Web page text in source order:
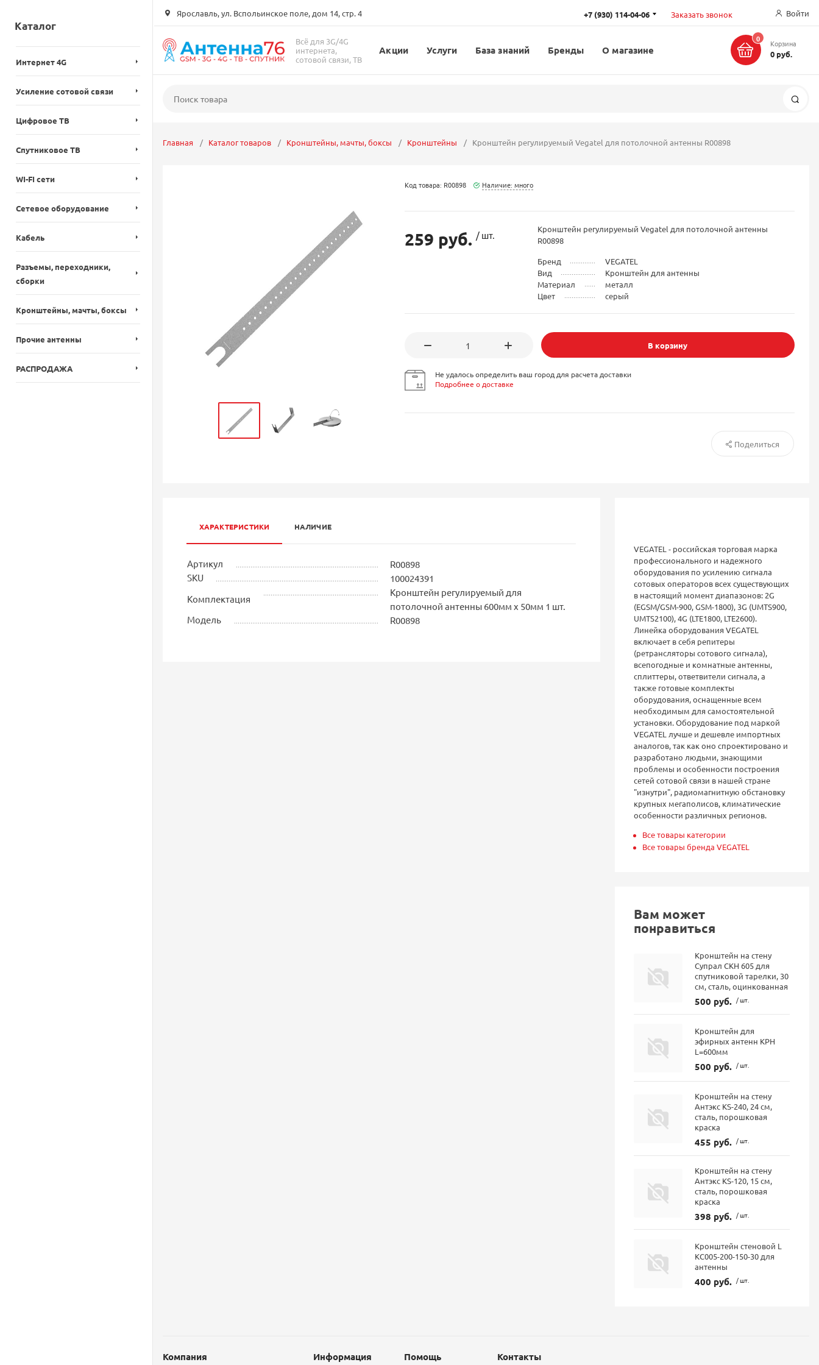
Ярославль, ул. Вспольинское поле, дом 14, стр. 4 +7 (930) 114-04-06 Заказать звонок Войти
Всё для 3G/4G
интернета,
сотовой связи, ТВ
Акции Услуги База знаний Бренды О магазине
0 Корзина
0 руб.
Каталог
Интернет 4G
Усиление сотовой связи
Цифровое ТВ
Спутниковое ТВ
WI-FI сети
Сетевое оборудование
Кабель
Разъемы, переходники,
сборки
Кронштейны, мачты, боксы
Прочие антенны
РАСПРОДАЖА
Главная Каталог товаров Кронштейны, мачты, боксы Кронштейны Кронштейн регулируемый Vegatel для потолочной антенны R00898
Код товара: R00898 Наличие: много
259 руб. / шт.
Кронштейн регулируемый Vegatel для потолочной антенны
R00898
Бренд
VEGATEL
Вид
Кронштейн для антенны
Материал
металл
Цвет
серый
В корзину
Не удалось определить ваш город для расчета доставки
Подробнее о доставке
Поделиться
ХАРАКТЕРИСТИКИ НАЛИЧИЕ
Артикул
R00898
SKU
100024391
Комплектация
Кронштейн регулируемый для
потолочной антенны 600мм х 50мм 1 шт.
Модель
R00898
VEGATEL - российская торговая марка
профессионального и надежного
оборудования по усилению сигнала
сотовых операторов всех существующих
в настоящий момент диапазонов: 2G
(EGSM/GSM-900, GSM-1800), 3G (UMTS900,
UMTS2100), 4G (LTE1800, LTE2600).
Линейка оборудования VEGATEL
включает в себя репитеры
(ретрансляторы сотового сигнала),
всепогодные и комнатные антенны,
сплиттеры, ответвители сигнала, а
также готовые комплекты
оборудования, оснащенные всем
необходимым для самостоятельной
установки. Оборудование под маркой
VEGATEL лучше и дешевле импортных
аналогов, так как оно спроектировано и
разработано людьми, знающими
проблемы и особенности построения
сетей сотовой связи в нашей стране
"изнутри", радиомагнитную обстановку
крупных мегаполисов, климатические
особенности различных регионов.
Все товары категории
Все товары бренда VEGATEL
Вам может
понравиться
Кронштейн на стену
Супрал СКН 605 для
спутниковой тарелки, 30
см, сталь, оцинкованная
500 руб. / шт.
Кронштейн для
эфирных антенн КРН
L=600мм
500 руб. / шт.
Кронштейн на стену
Антэкс KS-240, 24 см,
сталь, порошковая
краска
455 руб. / шт.
Кронштейн на стену
Антэкс KS-120, 15 см,
сталь, порошковая
краска
398 руб. / шт.
Кронштейн стеновой L
КС005-200-150-30 для
антенны
400 руб. / шт.
Компания Информация Помощь Контакты